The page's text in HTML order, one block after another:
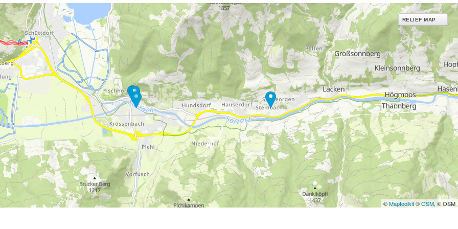
RELIEF MAP
©Maptoolkit©OSM, © OSM